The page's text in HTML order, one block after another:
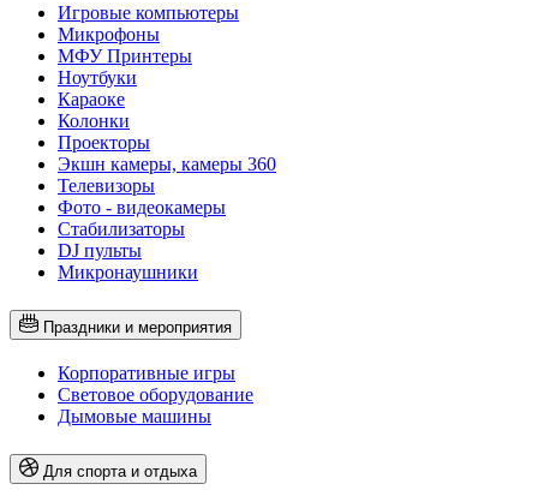
Игровые компьютеры
Микрофоны
МФУ Принтеры
Ноутбуки
Караоке
Колонки
Проекторы
Экшн камеры, камеры 360
Телевизоры
Фото - видеокамеры
Стабилизаторы
DJ пульты
Микронаушники
Праздники и мероприятия
Корпоративные игры
Световое оборудование
Дымовые машины
Для спорта и отдыха